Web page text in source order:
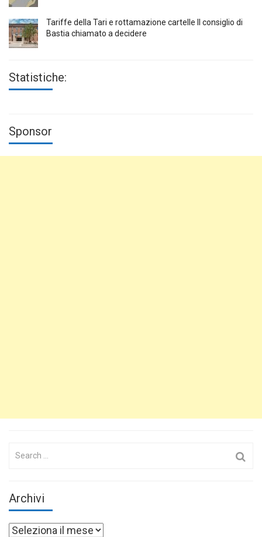
Tariffe della Tari e rottamazione cartelle Il consiglio di
Bastia chiamato a decidere
Statistiche:
Sponsor
Search
Archivi
Archivi